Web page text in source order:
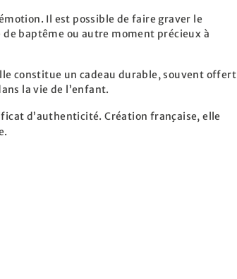
Il est possible de faire graver le
baptême ou autre moment précieux à
constitue un cadeau durable, souvent offert
la vie de l’enfant.
d’authenticité. Création française, elle